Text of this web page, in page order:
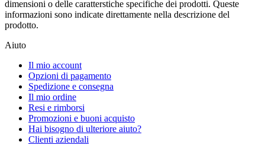
dimensioni o delle caratterstiche specifiche dei prodotti. Queste
informazioni sono indicate direttamente nella descrizione del
prodotto.
Aiuto
Il mio account
Opzioni di pagamento
Spedizione e consegna
Il mio ordine
Resi e rimborsi
Promozioni e buoni acquisto
Hai bisogno di ulteriore aiuto?
Clienti aziendali